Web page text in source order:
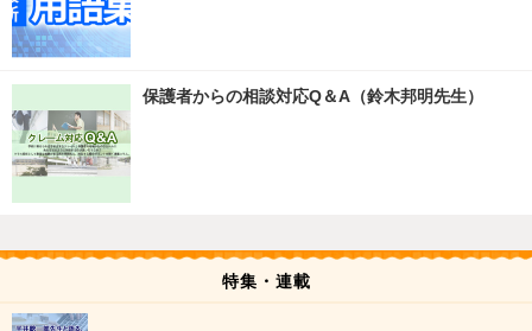
保護者からの相談対応Q＆A（鈴木邦明先生）
特集・連載